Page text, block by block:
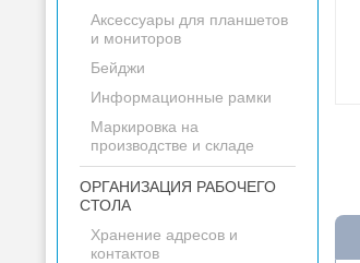
Аксессуары для планшетов
и мониторов
Бейджи
Информационные рамки
Маркировка на
производстве и складе
ОРГАНИЗАЦИЯ РАБОЧЕГО
СТОЛА
Хранение адресов и
контактов